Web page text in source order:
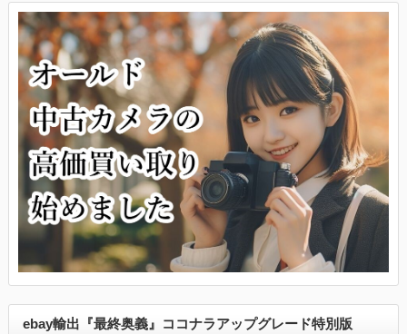
ebay輸出『最終奥義』ココナラアップグレード特別版